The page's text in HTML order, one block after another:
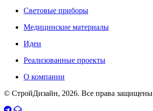
Световые приборы
Медицинские материалы
Идеи
Реализованные проекты
О компании
© СтройДизайн, 2026. Все права защищены